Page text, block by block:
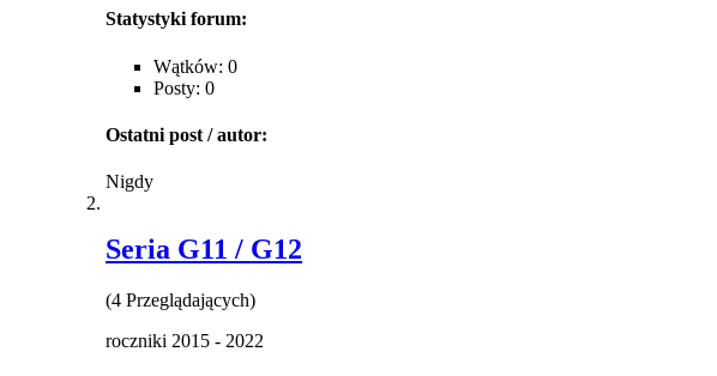
Statystyki forum:
Wątków: 0
Posty: 0
Ostatni post / autor:
Nigdy
Seria G11 / G12
(4 Przeglądających)
roczniki 2015 - 2022